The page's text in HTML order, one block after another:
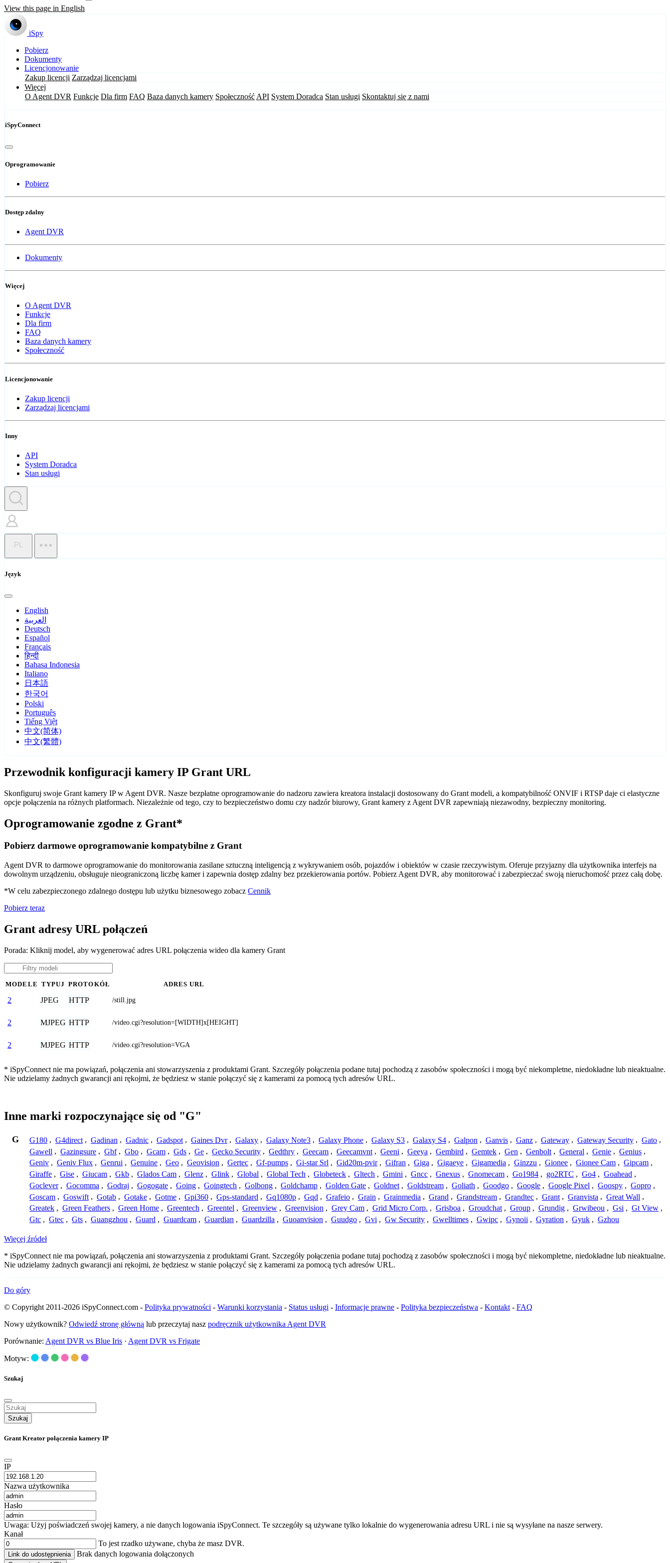
View this page in English
iSpy
Pobierz
Dokumenty
Licencjonowanie
Zakup licencji Zarządzaj licencjami
Więcej
O Agent DVR Funkcje Dla firm FAQ Baza danych kamery Społeczność API System Doradca Stan usługi Skontaktuj się z nami
iSpyConnect
Oprogramowanie
Pobierz
Dostęp zdalny
Agent DVR
Dokumenty
Więcej
O Agent DVR
Funkcje
Dla firm
FAQ
Baza danych kamery
Społeczność
Licencjonowanie
Zakup licencji
Zarządzaj licencjami
Inny
API
System Doradca
Stan usługi
PL
Język
English
العربية
Deutsch
Español
Français
हिन्दी
Bahasa Indonesia
Italiano
日本語
한국어
Polski
Português
Tiếng Việt
中文(简体)
中文(繁體)
Przewodnik konfiguracji kamery IP Grant URL
Skonfiguruj swoje Grant kamery IP w Agent DVR. Nasze bezpłatne oprogramowanie do nadzoru zawiera kreatora instalacji dostosowany do Grant modeli, a kompatybilność ONVIF i RTSP daje ci elastyczne
opcje połączenia na różnych platformach. Niezależnie od tego, czy to bezpieczeństwo domu czy nadzór biurowy, Grant kamery z Agent DVR zapewniają niezawodny, bezpieczny monitoring.
Oprogramowanie zgodne z Grant*
Pobierz darmowe oprogramowanie kompatybilne z Grant
Agent DVR to darmowe oprogramowanie do monitorowania zasilane sztuczną inteligencją z wykrywaniem osób, pojazdów i obiektów w czasie rzeczywistym. Oferuje przyjazny dla użytkownika interfejs na
dowolnym urządzeniu, obsługuje nieograniczoną liczbę kamer i zapewnia dostęp zdalny bez przekierowania portów. Pobierz Agent DVR, aby monitorować i zabezpieczać swoją nieruchomość przez całą dobę.
*W celu zabezpieczonego zdalnego dostępu lub użytku biznesowego zobacz Cennik
Pobierz teraz
Grant adresy URL połączeń
Porada: Kliknij model, aby wygenerować adres URL połączenia wideo dla kamery Grant
MODELE TYPUJ PROTOKÓŁ ADRES URL
2 JPEG HTTP /still.jpg
2 MJPEG HTTP /video.cgi?resolution=[WIDTH]x[HEIGHT]
2 MJPEG HTTP /video.cgi?resolution=VGA
* iSpyConnect nie ma powiązań, połączenia ani stowarzyszenia z produktami Grant. Szczegóły połączenia podane tutaj pochodzą z zasobów społeczności i mogą być niekompletne, niedokładne lub nieaktualne.
Nie udzielamy żadnych gwarancji ani rękojmi, że będziesz w stanie połączyć się z kamerami za pomocą tych adresów URL.
Inne marki rozpoczynające się od "G"
G G180 , G4direct , Gadinan , Gadnic , Gadspot , Gaines Dvr , Galaxy , Galaxy Note3 , Galaxy Phone , Galaxy S3 , Galaxy S4 , Galpon , Ganvis , Ganz , Gateway , Gateway Security , Gato ,
Gawell , Gazingsure , Gbf , Gbo , Gcam , Gds , Ge , Gecko Security , Gedthry , Geecam , Geecamvnt , Geeni , Geeya , Gembird , Gemtek , Gen , Genbolt , General , Genie , Genius ,
Geniv , Geniv Flux , Genrui , Genuine , Geo , Geovision , Gertec , Gf-pumps , Gi-star Srl , Gid20m-pvir , Gifran , Giga , Gigaeye , Gigamedia , Ginzzu , Gionee , Gionee Cam , Gipcam ,
Giraffe , Gise , Giucam , Gkb , Glados Cam , Glenz , Glink , Global , Global Tech , Globeteck , Gltech , Gmini , Gncc , Gnexus , Gnomecam , Go1984 , go2RTC , Go4 , Goahead ,
Goclever , Gocomma , Godraj , Gogogate , Going , Goingtech , Golbong , Goldchamp , Golden Gate , Goldnet , Goldstream , Goliath , Goodgo , Google , Google Pixel , Goospy , Gopro ,
Goscam , Goswift , Gotab , Gotake , Gotme , Gpi360 , Gps-standard , Gq1080p , Gqd , Grafeio , Grain , Grainmedia , Grand , Grandstream , Grandtec , Grant , Granvista , Great Wall ,
Greatek , Green Feathers , Green Home , Greentech , Greentel , Greenview , Greenvision , Grey Cam , Grid Micro Corp. , Grisboa , Groudchat , Group , Grundig , Grwibeou , Gsi , Gt View ,
Gtc , Gtec , Gts , Guangzhou , Guard , Guardcam , Guardian , Guardzilla , Guoanvision , Guudgo , Gvi , Gw Security , Gwelltimes , Gwipc , Gynoii , Gyration , Gyuk , Gzhou
Więcej źródeł
* iSpyConnect nie ma powiązań, połączenia ani stowarzyszenia z produktami Grant. Szczegóły połączenia podane tutaj pochodzą z zasobów społeczności i mogą być niekompletne, niedokładne lub nieaktualne.
Nie udzielamy żadnych gwarancji ani rękojmi, że będziesz w stanie połączyć się z kamerami za pomocą tych adresów URL.
Do góry
© Copyright 2011-2026 iSpyConnect.com - Polityka prywatności - Warunki korzystania - Status usługi - Informacje prawne - Polityka bezpieczeństwa - Kontakt - FAQ
Nowy użytkownik? Odwiedź stronę główną lub przeczytaj nasz podręcznik użytkownika Agent DVR
Porównanie: Agent DVR vs Blue Iris · Agent DVR vs Frigate
Motyw:
Szukaj
Szukaj
Grant Kreator połączenia kamery IP
IP
Nazwa użytkownika
Hasło
Uwaga: Użyj poświadczeń swojej kamery, a nie danych logowania iSpyConnect. Te szczegóły są używane tylko lokalnie do wygenerowania adresu URL i nie są wysyłane na nasze serwery.
Kanał
To jest rzadko używane, chyba że masz DVR.
Link do udostępnienia Brak danych logowania dołączonych